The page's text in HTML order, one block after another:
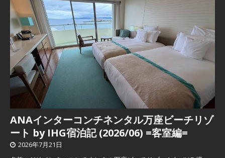
ANAインターコンチネンタル万座ビーチリゾ
ート by IHG宿泊記 (2026/06) =客室編=
2026年7月21日